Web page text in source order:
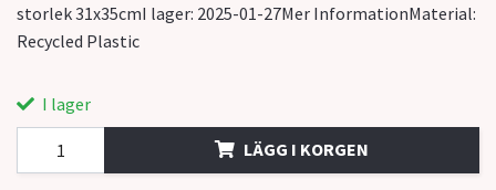
storlek 31x35cmI lager: 2025-01-27Mer InformationMaterial:
Recycled Plastic
I lager
LÄGG I KORGEN